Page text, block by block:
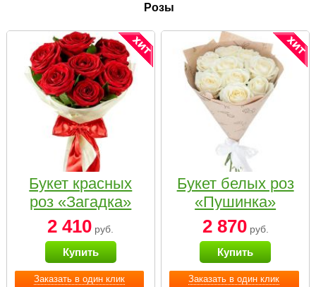
Розы
Заказать в один клик
Букет красных
роз «Загадка»
2 410 руб.
Купить
Заказать в один клик
Букет белых роз
«Пушинка»
2 870руб.
Купить